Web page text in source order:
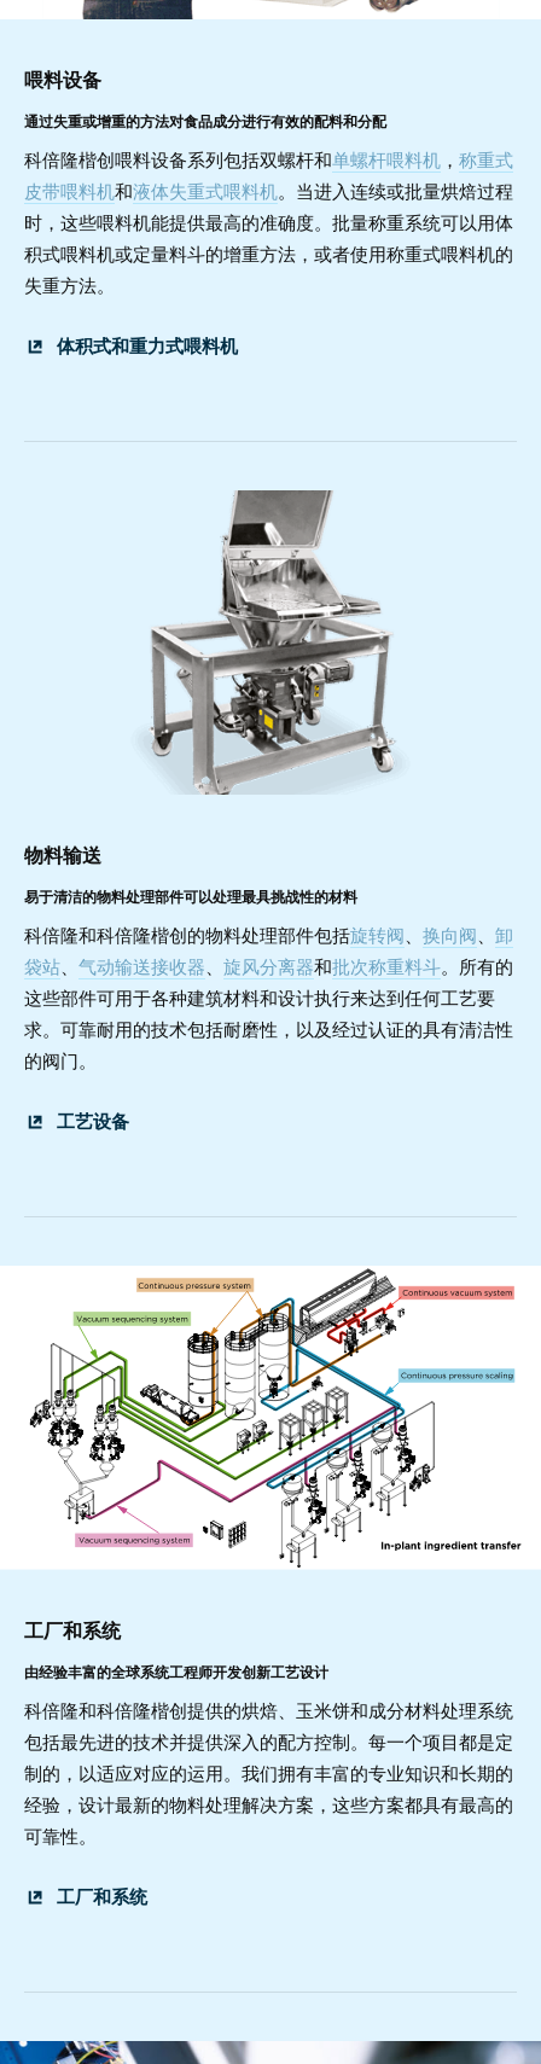
喂料设备
通过失重或增重的方法对食品成分进行有效的配料和分配
科倍隆楷创喂料设备系列包括双螺杆和单螺杆喂料机 ， 称重式
皮带喂料机和液体失重式喂料机。当进入连续或批量烘焙过程
时，这些喂料机能提供最高的准确度。批量称重系统可以用体
积式喂料机或定量料斗的增重方法，或者使用称重式喂料机的
失重方法。
体积式和重力式喂料机
物料输送
易于清洁的物料处理部件可以处理最具挑战性的材料
科倍隆和科倍隆楷创的物料处理部件包括旋转阀、 换向阀、 卸
袋站、 气动输送接收器、 旋风分离器和批次称重料斗。所有的
这些部件可用于各种建筑材料和设计执行来达到任何工艺要
求。可靠耐用的技术包括耐磨性，以及经过认证的具有清洁性
的阀门。
工艺设备
工厂和系统
由经验丰富的全球系统工程师开发创新工艺设计
科倍隆和科倍隆楷创提供的烘焙、玉米饼和成分材料处理系统
包括最先进的技术并提供深入的配方控制。每一个项目都是定
制的，以适应对应的运用。我们拥有丰富的专业知识和长期的
经验，设计最新的物料处理解决方案，这些方案都具有最高的
可靠性。
工厂和系统